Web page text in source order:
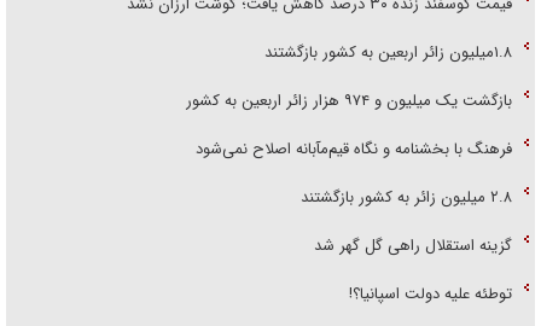
۱.۸میلیون زائر اربعین به کشور بازگشتند
بازگشت یک میلیون و ۹۷۴ هزار زائر اربعین به کشور
فرهنگ با بخشنامه و نگاه قیم‌مآبانه اصلاح نمی‌شود
۲.۸ میلیون زائر به کشور بازگشتند
گزینه استقلال راهی گل گهر شد
توطئه علیه دولت اسپانیا؟!